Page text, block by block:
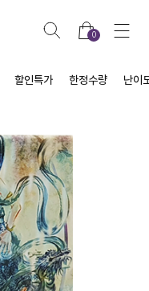
0
할인특가 한정수량 난이